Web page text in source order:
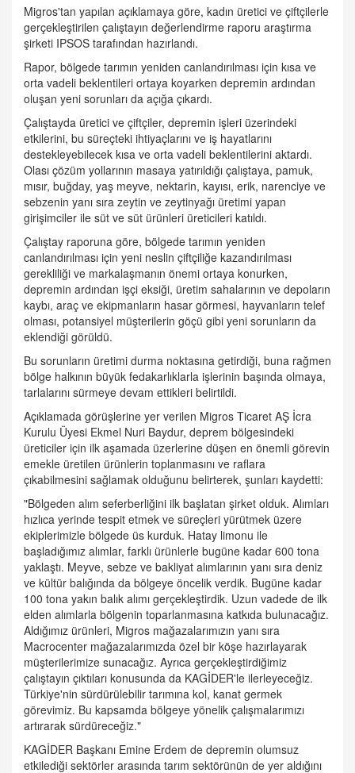
Migros'tan yapılan açıklamaya göre, kadın üretici ve çiftçilerle
gerçekleştirilen çalıştayın değerlendirme raporu araştırma
şirketi IPSOS tarafından hazırlandı.
Rapor, bölgede tarımın yeniden canlandırılması için kısa ve
orta vadeli beklentileri ortaya koyarken depremin ardından
oluşan yeni sorunları da açığa çıkardı.
Çalıştayda üretici ve çiftçiler, depremin işleri üzerindeki
etkilerini, bu süreçteki ihtiyaçlarını ve iş hayatlarını
destekleyebilecek kısa ve orta vadeli beklentilerini aktardı.
Olası çözüm yollarının masaya yatırıldığı çalıştaya, pamuk,
mısır, buğday, yaş meyve, nektarin, kayısı, erik, narenciye ve
sebzenin yanı sıra zeytin ve zeytinyağı üretimi yapan
girişimciler ile süt ve süt ürünleri üreticileri katıldı.
Çalıştay raporuna göre, bölgede tarımın yeniden
canlandırılması için yeni neslin çiftçiliğe kazandırılması
gerekliliği ve markalaşmanın önemi ortaya konurken,
depremin ardından işçi eksiği, üretim sahalarının ve depoların
kaybı, araç ve ekipmanların hasar görmesi, hayvanların telef
olması, potansiyel müşterilerin göçü gibi yeni sorunların da
eklendiği görüldü.
Bu sorunların üretimi durma noktasına getirdiği, buna rağmen
bölge halkının büyük fedakarlıklarla işlerinin başında olmaya,
tarlalarını sürmeye devam ettikleri belirtildi.
Açıklamada görüşlerine yer verilen Migros Ticaret AŞ İcra
Kurulu Üyesi Ekmel Nuri Baydur, deprem bölgesindeki
üreticiler için ilk aşamada üzerlerine düşen en önemli görevin
emekle üretilen ürünlerin toplanmasını ve raflara
çıkabilmesini sağlamak olduğunu belirterek, şunları kaydetti:
"Bölgeden alım seferberliğini ilk başlatan şirket olduk. Alımları
hızlıca yerinde tespit etmek ve süreçleri yürütmek üzere
ekiplerimizle bölgede üs kurduk. Hatay limonu ile
başladığımız alımlar, farklı ürünlerle bugüne kadar 600 tona
yaklaştı. Meyve, sebze ve bakliyat alımlarının yanı sıra deniz
ve kültür balığında da bölgeye öncelik verdik. Bugüne kadar
100 tona yakın balık alımı gerçekleştirdik. Uzun vadede de ilk
elden alımlarla bölgenin toparlanmasına katkıda bulunacağız.
Aldığımız ürünleri, Migros mağazalarımızın yanı sıra
Macrocenter mağazalarımızda özel bir köşe hazırlayarak
müşterilerimize sunacağız. Ayrıca gerçekleştirdiğimiz
çalıştayın çıktıları konusunda da KAGİDER'le ilerleyeceğiz.
Türkiye'nin sürdürülebilir tarımına kol, kanat germek
görevimiz. Bu kapsamda bölgeye yönelik çalışmalarımızı
artırarak sürdüreceğiz."
KAGİDER Başkanı Emine Erdem de depremin olumsuz
etkilediği sektörler arasında tarım sektörünün de yer aldığını